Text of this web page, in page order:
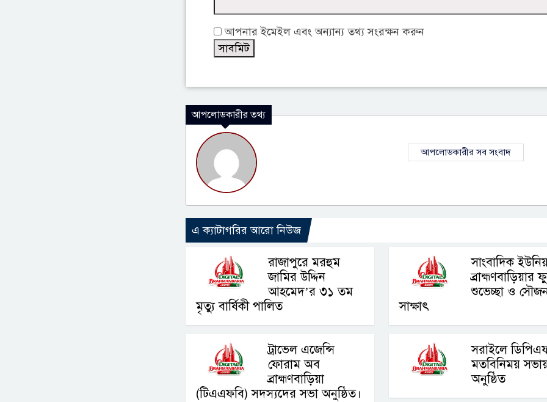
আপনার ইমেইল এবং অন্যান্য তথ্য সংরক্ষন করুন
আপলোডকারীর তথ্য
আপলোডকারীর সব সংবাদ
এ ক্যাটাগরির আরো নিউজ
রাজাপুরে মরহুম
জামির উদ্দিন
আহমেদ’র ৩১ তম
মৃত্যু বার্ষিকী পালিত
সাংবাদিক
ব্রাহ্মণবাড়িয়ার
শুভেচ্ছা ও
সাক্ষাৎ
ট্রাভেল এজেন্সি
ফোরাম অব
ব্রাহ্মণবাড়িয়া
(টিএএফবি) সদস্যদের সভা অনুষ্ঠিত।
সরাইলে
মতবিনিময়
অনুষ্ঠিত